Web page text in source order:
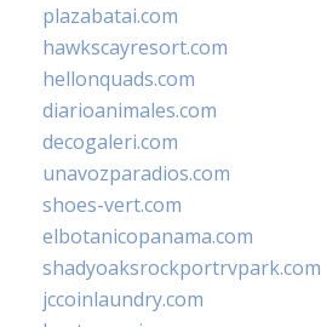
plazabatai.com
hawkscayresort.com
hellonquads.com
diarioanimales.com
decogaleri.com
unavozparadios.com
shoes-vert.com
elbotanicopanama.com
shadyoaksrockportrvpark.com
jccoinlaundry.com